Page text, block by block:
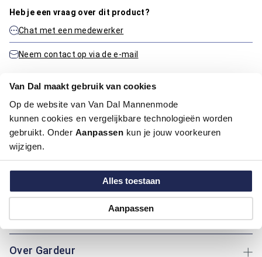
Van Dal maakt gebruik van cookies
Op de website van Van Dal Mannenmode
kunnen cookies en vergelijkbare technologieën worden
gebruikt. Onder Aanpassen kun je jouw voorkeuren
wijzigen.
Alles toestaan
Aanpassen
Heb je een vraag over dit product?
Chat met een medewerker
Neem contact op via de e-mail
Productinformatie
Artikelnummer
1016365-76
Kleur:
Pasvorm:
Modern Fit
All over motief
Over Gardeur